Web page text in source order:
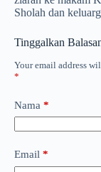
Sholah dan
Tinggalkan
Your email address
*
Nama *
Email *